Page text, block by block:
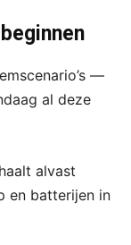
—
al deze
alvast
en batterijen in